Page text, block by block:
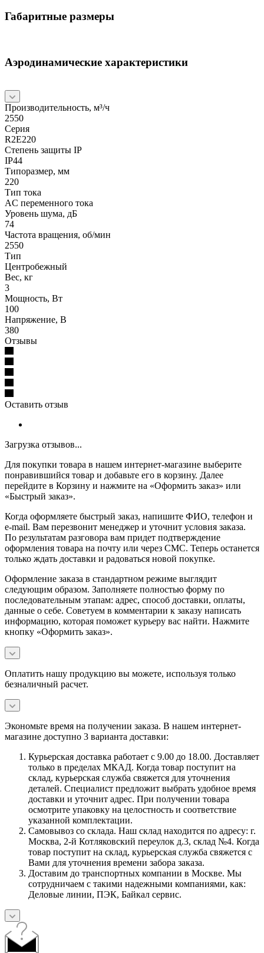
Габаритные размеры
Аэродинамические характеристики
Производительность, м³/ч
2550
Серия
R2E220
Степень защиты IP
IP44
Типоразмер, мм
220
Тип тока
AC переменного тока
Уровень шума, дБ
74
Частота вращения, об/мин
2550
Тип
Центробежный
Вес, кг
3
Мощность, Вт
100
Напряжение, В
380
Отзывы
Оставить отзыв
Загрузка отзывов...
Для покупки товара в нашем интернет-магазине выберите
понравившийся товар и добавьте его в корзину. Далее
перейдите в Корзину и нажмите на «Оформить заказ» или
«Быстрый заказ».
Когда оформляете быстрый заказ, напишите ФИО, телефон и
e-mail. Вам перезвонит менеджер и уточнит условия заказа.
По результатам разговора вам придет подтверждение
оформления товара на почту или через СМС. Теперь останется
только ждать доставки и радоваться новой покупке.
Оформление заказа в стандартном режиме выглядит
следующим образом. Заполняете полностью форму по
последовательным этапам: адрес, способ доставки, оплаты,
данные о себе. Советуем в комментарии к заказу написать
информацию, которая поможет курьеру вас найти. Нажмите
кнопку «Оформить заказ».
Оплатить нашу продукцию вы можете, используя только
безналичный расчет.
Экономьте время на получении заказа. В нашем интернет-
магазине доступно 3 варианта доставки:
Курьерская доставка работает с 9.00 до 18.00. Доставляет
только в пределах МКАД. Когда товар поступит на
склад, курьерская служба свяжется для уточнения
деталей. Специалист предложит выбрать удобное время
доставки и уточнит адрес. При получении товара
осмотрите упаковку на целостность и соответствие
указанной комплектации.
Самовывоз со склада. Наш склад находится по адресу: г.
Москва, 2-й Котляковский переулок д.3, склад №4. Когда
товар поступит на склад, курьерская служба свяжется с
Вами для уточнения времени забора заказа.
Доставим до транспортных компании в Москве. Мы
сотрудничаем с такими надежными компаниями, как:
Деловые линии, ПЭК, Байкал сервис.